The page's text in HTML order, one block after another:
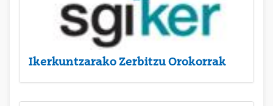
Ikerkuntzarako Zerbitzu Orokorrak